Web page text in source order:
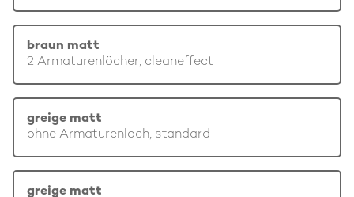
braun matt
2 Armaturenlöcher, cleaneffect
greige matt
ohne Armaturenloch, standard
greige matt